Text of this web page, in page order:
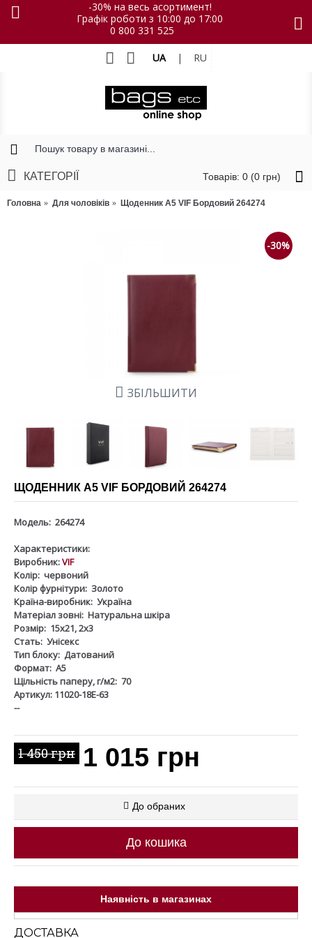
-30% на весь асортимент!
Графік роботи з 10:00 до 17:00
0 800 331 525
UA | RU
Товарів: 0 (0 грн)
КАТЕГОРІЇ
Головна Для чоловіків Щоденник А5 VIF Бордовий 264274
-30%
ЗБІЛЬШИТИ
ЩОДЕННИК А5 VIF БОРДОВИЙ 264274
Модель: 264274
Характеристики:
Виробник:VIF
Колір: червоний
Колір фурнітури: Золото
Країна-виробник: Україна
Матеріал зовні: Натуральна шкіра
Розмір: 15х21, 2х3
Стать: Унісекс
Тип блоку: Датований
Формат: А5
Щільність паперу, г/м2: 70
Артикул: 11020-18Е-63
--
1 450 грн 1 015 грн
До обраних
До кошика
Наявність в магазинах
ДОСТАВКА